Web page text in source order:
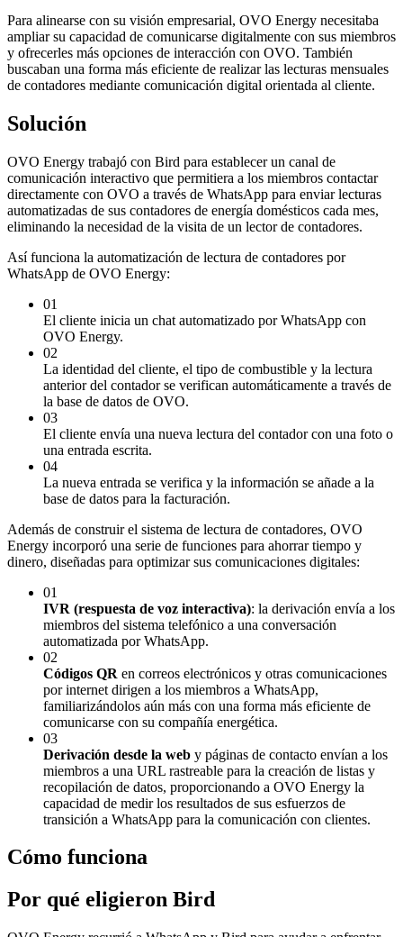
Para alinearse con su visión empresarial, OVO Energy necesitaba
ampliar su capacidad de comunicarse digitalmente con sus miembros
y ofrecerles más opciones de interacción con OVO. También
buscaban una forma más eficiente de realizar las lecturas mensuales
de contadores mediante comunicación digital orientada al cliente.
Solución
OVO Energy trabajó con Bird para establecer un canal de
comunicación interactivo que permitiera a los miembros contactar
directamente con OVO a través de WhatsApp para enviar lecturas
automatizadas de sus contadores de energía domésticos cada mes,
eliminando la necesidad de la visita de un lector de contadores.
Así funciona la automatización de lectura de contadores por
WhatsApp de OVO Energy:
01
El cliente inicia un chat automatizado por WhatsApp con
OVO Energy.
02
La identidad del cliente, el tipo de combustible y la lectura
anterior del contador se verifican automáticamente a través de
la base de datos de OVO.
03
El cliente envía una nueva lectura del contador con una foto o
una entrada escrita.
04
La nueva entrada se verifica y la información se añade a la
base de datos para la facturación.
Además de construir el sistema de lectura de contadores, OVO
Energy incorporó una serie de funciones para ahorrar tiempo y
dinero, diseñadas para optimizar sus comunicaciones digitales:
01
IVR (respuesta de voz interactiva): la derivación envía a los
miembros del sistema telefónico a una conversación
automatizada por WhatsApp.
02
Códigos QR en correos electrónicos y otras comunicaciones
por internet dirigen a los miembros a WhatsApp,
familiarizándolos aún más con una forma más eficiente de
comunicarse con su compañía energética.
03
Derivación desde la web y páginas de contacto envían a los
miembros a una URL rastreable para la creación de listas y
recopilación de datos, proporcionando a OVO Energy la
capacidad de medir los resultados de sus esfuerzos de
transición a WhatsApp para la comunicación con clientes.
Cómo funciona
Por qué eligieron Bird